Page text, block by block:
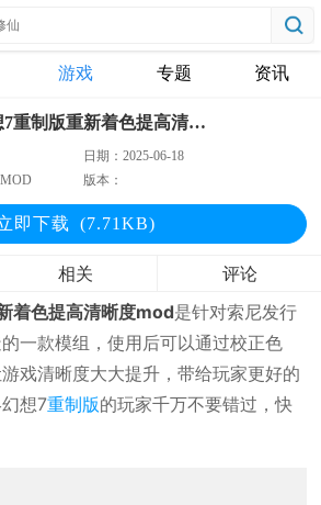
游戏 专题 资讯
最终幻想7重制版重新着色提高清晰度MOD
日期：2025-06-18
版本：
即下载 (7.71KB)
相关 评论
着色提高清晰度mod是针对索尼发行
一款模组，使用后可以通过校正色
戏清晰度大大提升，带给玩家更好的
想7重制版的玩家千万不要错过，快